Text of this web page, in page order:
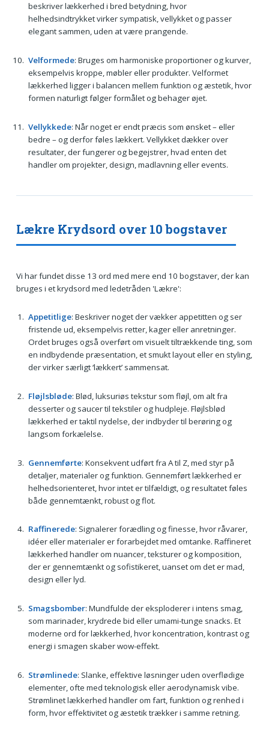
beskriver lækkerhed i bred betydning, hvor
helhedsindtrykket virker sympatisk, vellykket og passer
elegant sammen, uden at være prangende.
Velformede: Bruges om harmoniske proportioner og kurver,
eksempelvis kroppe, møbler eller produkter. Velformet
lækkerhed ligger i balancen mellem funktion og æstetik, hvor
formen naturligt følger formålet og behager øjet.
Vellykkede: Når noget er endt præcis som ønsket – eller
bedre – og derfor føles lækkert. Vellykket dækker over
resultater, der fungerer og begejstrer, hvad enten det
handler om projekter, design, madlavning eller events.
Lækre Krydsord over 10 bogstaver
Vi har fundet disse 13 ord med mere end 10 bogstaver, der kan
bruges i et krydsord med ledetråden 'Lækre':
Appetitlige: Beskriver noget der vækker appetitten og ser
fristende ud, eksempelvis retter, kager eller anretninger.
Ordet bruges også overført om visuelt tiltrækkende ting, som
en indbydende præsentation, et smukt layout eller en styling,
der virker særligt ‘lækkert’ sammensat.
Fløjlsbløde: Blød, luksuriøs tekstur som fløjl, om alt fra
desserter og saucer til tekstiler og hudpleje. Fløjlsblød
lækkerhed er taktil nydelse, der indbyder til berøring og
langsom forkælelse.
Gennemførte: Konsekvent udført fra A til Z, med styr på
detaljer, materialer og funktion. Gennemført lækkerhed er
helhedsorienteret, hvor intet er tilfældigt, og resultatet føles
både gennemtænkt, robust og flot.
Raffinerede: Signalerer forædling og finesse, hvor råvarer,
idéer eller materialer er forarbejdet med omtanke. Raffineret
lækkerhed handler om nuancer, teksturer og komposition,
der er gennemtænkt og sofistikeret, uanset om det er mad,
design eller lyd.
Smagsbomber: Mundfulde der eksploderer i intens smag,
som marinader, krydrede bid eller umami-tunge snacks. Et
moderne ord for lækkerhed, hvor koncentration, kontrast og
energi i smagen skaber wow-effekt.
Strømlinede: Slanke, effektive løsninger uden overflødige
elementer, ofte med teknologisk eller aerodynamisk vibe.
Strømlinet lækkerhed handler om fart, funktion og renhed i
form, hvor effektivitet og æstetik trækker i samme retning.